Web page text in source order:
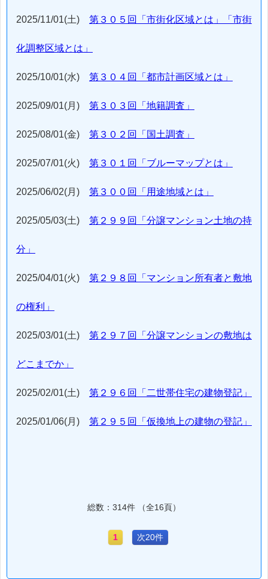
2025/11/01(土) 第３０５回「市街化区域とは」「市街
化調整区域とは」
2025/10/01(水) 第３０４回「都市計画区域とは」
2025/09/01(月) 第３０３回「地籍調査」
2025/08/01(金) 第３０２回「国土調査」
2025/07/01(火) 第３０１回「ブルーマップとは」
2025/06/02(月) 第３００回「用途地域とは」
2025/05/03(土) 第２９９回「分譲マンション土地の持
分」
2025/04/01(火) 第２９８回「マンション所有者と敷地
の権利」
2025/03/01(土) 第２９７回「分譲マンションの敷地は
どこまでか」
2025/02/01(土) 第２９６回「二世帯住宅の建物登記」
2025/01/06(月) 第２９５回「仮換地上の建物の登記」
総数：314件 （全16頁）
1 次20件